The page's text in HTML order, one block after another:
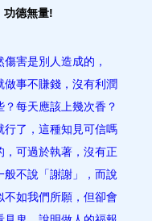
功德無量!
害是別人造成的，
事不賺錢，沒有利潤
每天應該上幾次香？
行了，這種知見可信嗎
可過於執著，沒有正
般不說「謝謝」，而說
如我們所願，但卻會